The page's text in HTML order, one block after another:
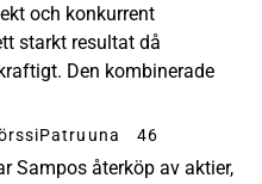
och konkurrent
starkt resultat då
Den kombinerade
46
Sampos återköp av aktier,